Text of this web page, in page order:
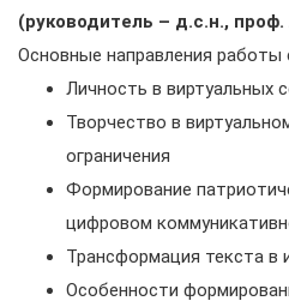
(руководитель – д.с.н.,
Основные направления работы
Личность в виртуальных
Творчество в
ограничения
Формирование
цифровом
Трансформация текста в
Особенности